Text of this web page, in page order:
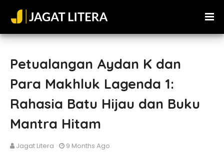
Petualangan Aydan K dan
Para Makhluk Lagenda 1:
Rahasia Batu Hijau dan Buku
Mantra Hitam
Jagat Litera 9 Months Ago